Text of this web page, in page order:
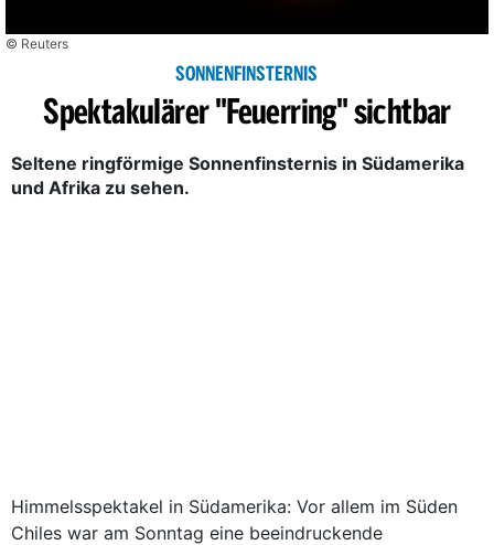
© Reuters
SONNENFINSTERNIS
Spektakulärer "Feuerring" sichtbar
Seltene ringförmige Sonnenfinsternis in Südamerika
und Afrika zu sehen.
Himmelsspektakel in Südamerika: Vor allem im Süden
Chiles war am Sonntag eine beeindruckende